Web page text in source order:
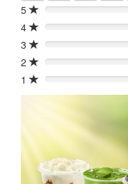
5 0%
4
0%
3
0%
2
0%
1
0%